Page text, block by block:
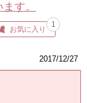
す。
お気に入り
1
2017/12/27